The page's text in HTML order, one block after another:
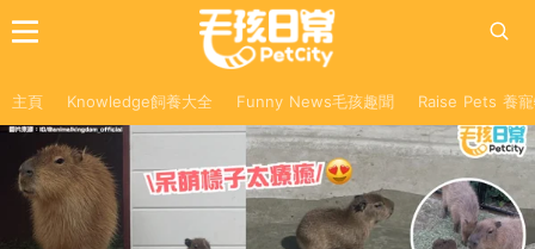
主頁 Knowledge飼養大全 Funny News毛孩趣聞 Raise Pets 養